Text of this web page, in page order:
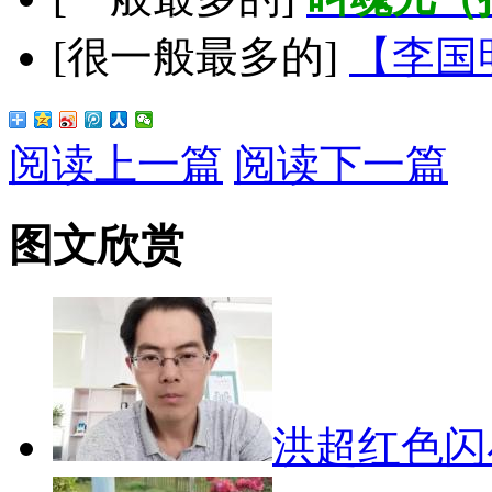
[很一般最多的]
【李
阅读上一篇 阅读下一篇
图文欣赏
洪超红色